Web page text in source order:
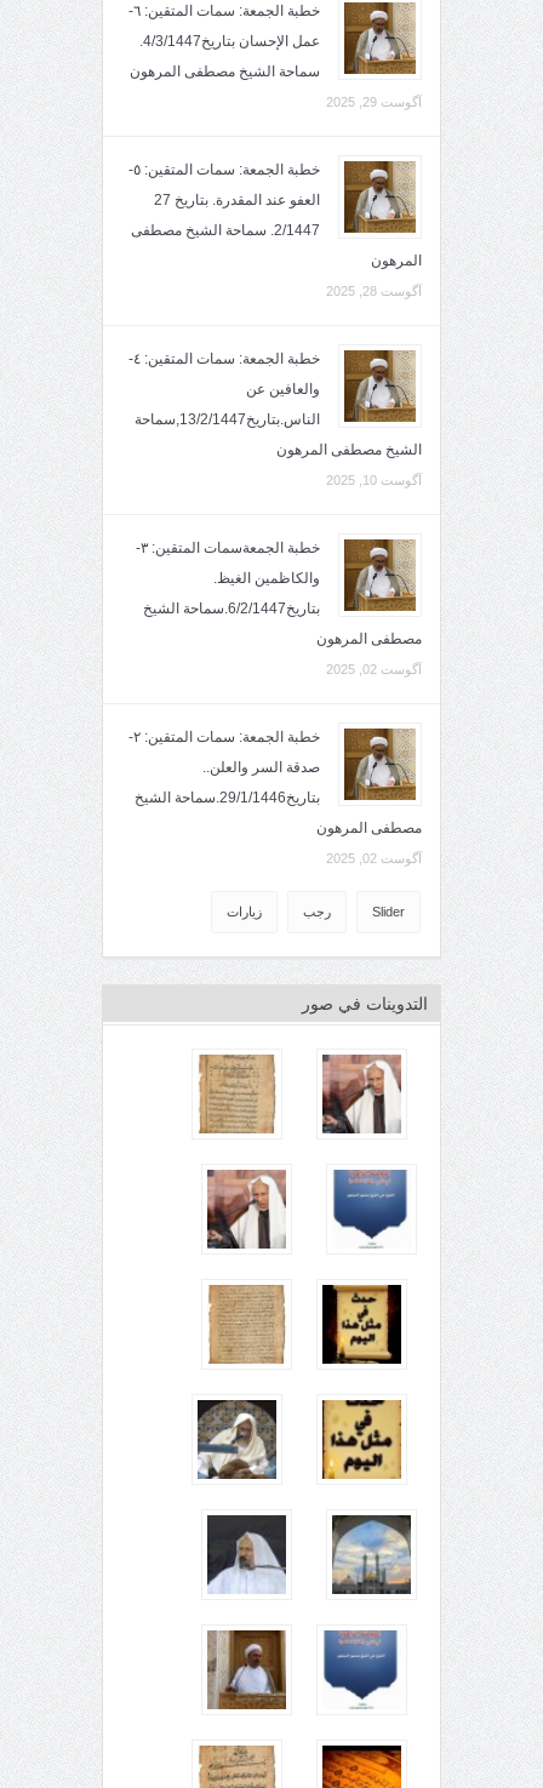
خطبة الجمعة: سمات المتقين: ٦-
عمل الإحسان بتاريخ4/3/1447.
سماحة الشيخ مصطفى المرهون
آگوست 29, 2025
خطبة الجمعة: سمات المتقين: ٥-
العفو عند المقدرة. بتاريخ 27
2/1447. سماحة الشيخ مصطفى
المرهون
آگوست 28, 2025
خطبة الجمعة: سمات المتقين: ٤-
والعافين عن
الناس.بتاريخ13/2/1447,سماحة
الشيخ مصطفى المرهون
آگوست 10, 2025
خطبة الجمعةسمات المتقين: ٣-
والكاظمين الغيظ.
بتاريخ6/2/1447.سماحة الشيخ
مصطفى المرهون
آگوست 02, 2025
خطبة الجمعة: سمات المتقين: ٢-
صدقة السر والعلن..
بتاريخ29/1/1446.سماحة الشيخ
مصطفى المرهون
آگوست 02, 2025
Slider رجب زيارات
التدوينات في صور